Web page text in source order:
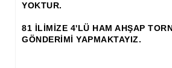
Ahşap Sütun
Ahşap Tavan Göbeği
YOKTUR.
81 İLİMİZE 4'LÜ HAM AHŞAP
GÖNDERİMİ YAPMAKTAYIZ.